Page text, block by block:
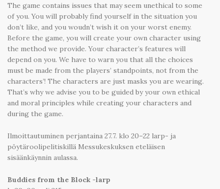
The game contains issues that may seem unethical to some
of you. You will probably find yourself in the situation you
don’t like, and you woudn’t wish it on your worst enemy.
Before the game, you will create your own character using
the method we provide. Your character’s features will
depend on you. We have to warn you that all the choices
must be made from the players’ standpoints, not from the
characters’! The characters are just masks you are wearing.
That’s why we advise you to be guided by your own ethical
and moral principles while creating your characters and
during the game.
Ilmoittautuminen perjantaina 27.7. klo 20–22 larp- ja
pöytäroolipelitiskillä Messukeskuksen eteläisen
sisäänkäynnin aulassa.
Buddies from the Block -larp